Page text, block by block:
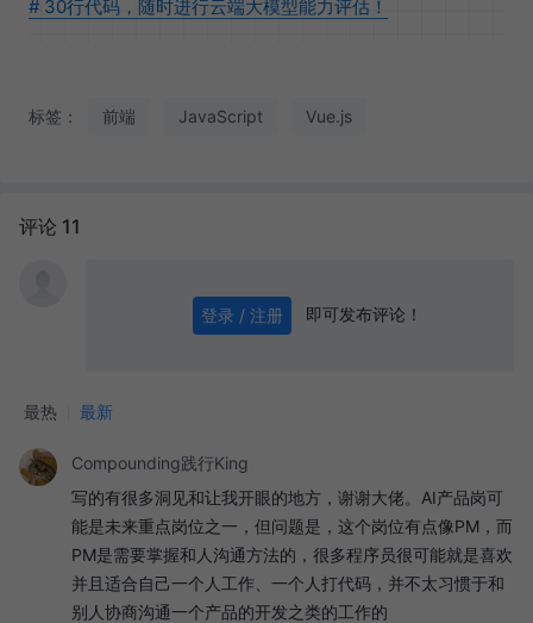
# 30行代码，随时进行云端大模型能力评估！
标签： 前端 JavaScript Vue.js
评论 11
登录 / 注册 即可发布评论！
最热 最新
Compounding践行King
写的有很多洞见和让我开眼的地方，谢谢大佬。AI产品岗可
能是未来重点岗位之一，但问题是，这个岗位有点像PM，而
PM是需要掌握和人沟通方法的，很多程序员很可能就是喜欢
并且适合自己一个人工作、一个人打代码，并不太习惯于和
别人协商沟通一个产品的开发之类的工作的